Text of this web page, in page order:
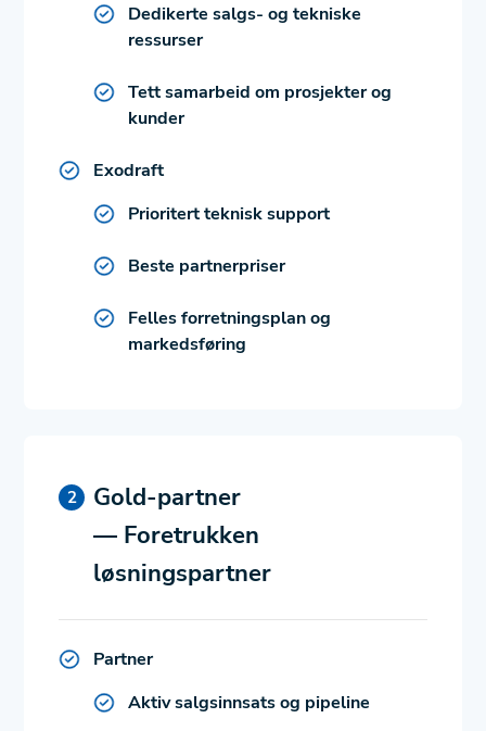
Dedikerte salgs- og tekniske
ressurser
Tett samarbeid om prosjekter og
kunder
Exodraft
Prioritert teknisk support
Beste partnerpriser
Felles forretningsplan og
markedsføring
Gold-partner
— Foretrukken
løsningspartner
Partner
Aktiv salgsinnsats og pipeline